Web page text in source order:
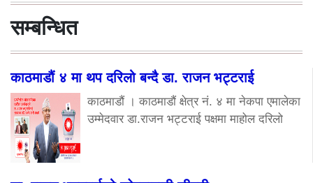
सम्बन्धित
काठमाडौं ४ मा थप दरिलो बन्दै डा. राजन भट्टराई
काठमाडौं । काठमाडौं क्षेत्र नं. ४ मा नेकपा एमालेका
उम्मेदवार डा.राजन भट्टराई पक्षमा माहोल दरिलो